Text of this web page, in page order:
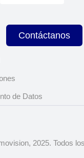
Contáctanos
de Datos
2025. Todos